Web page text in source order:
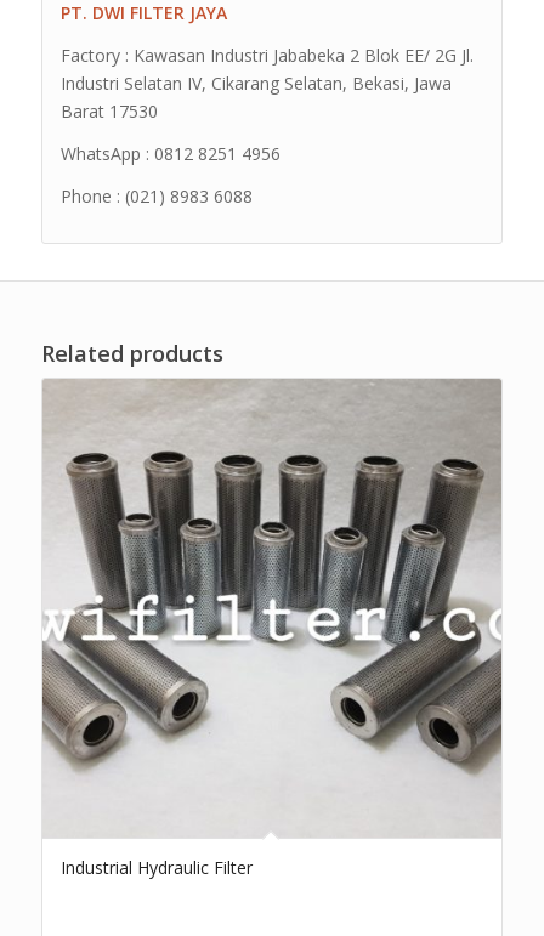
PT. DWI FILTER JAYA
Factory : Kawasan Industri Jababeka 2 Blok EE/ 2G Jl.
Industri Selatan IV, Cikarang Selatan, Bekasi, Jawa
Barat 17530
WhatsApp : 0812 8251 4956
Phone : (021) 8983 6088
Related products
Industrial Hydraulic Filter